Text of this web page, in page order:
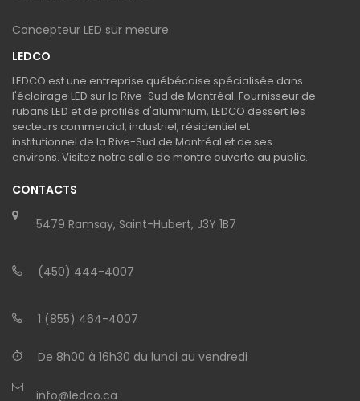
Concepteur LED sur mesure
LEDCO
LEDCO est une entreprise québécoise spécialisée dans
l'éclairage LED sur la Rive-Sud de Montréal. Fournisseur de
rubans LED et de profilés d'aluminium, LEDCO dessert les
secteurs commercial, industriel, résidentiel et
institutionnel de la Rive-Sud de Montréal et de ses
environs. Visitez notre salle de montre ouverte au public.
CONTACTS
5479 Ramsay, Saint-Hubert, J3Y 1B7
(450) 444-4007
1 (855) 464-4007
De 8h00 à 16h30 du lundi au vendredi
info@ledco.ca